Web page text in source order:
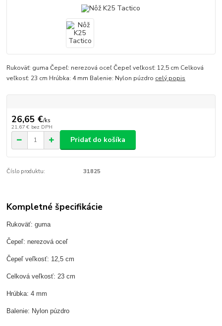
Rukoväť: guma Čepeľ: nerezová oceľ Čepeľ veľkosť: 12,5 cm Celková
veľkosť: 23 cm Hrúbka: 4 mm Balenie: Nylon púzdro celý popis
26,65 €/ks
21,67 € bez DPH
Pridať do košíka
Číslo produktu: 31825
Kompletné špecifikácie
Rukoväť: guma
Čepeľ: nerezová oceľ
Čepeľ veľkosť: 12,5 cm
Celková veľkosť: 23 cm
Hrúbka: 4 mm
Balenie: Nylon púzdro